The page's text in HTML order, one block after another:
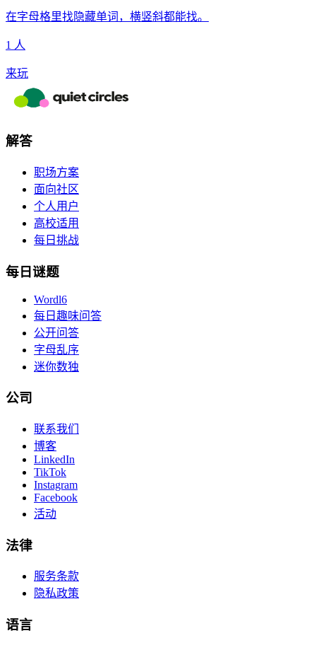
在字母格里找隐藏单词，横竖斜都能找。
1 人
来玩
解答
职场方案
面向社区
个人用户
高校适用
每日挑战
每日谜题
Wordl6
每日趣味问答
公开问答
字母乱序
迷你数独
公司
联系我们
博客
LinkedIn
TikTok
Instagram
Facebook
活动
法律
服务条款
隐私政策
语言